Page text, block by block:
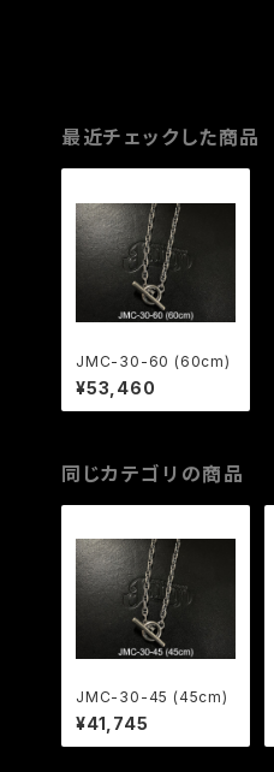
最近チェックした商品
JMC-30-60 (60cm)
¥53,460
同じカテゴリの商品
JMC-30-45 (45cm)
¥41,745